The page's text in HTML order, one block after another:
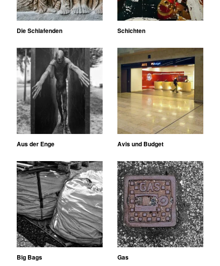
Die Schlafenden Schichten
Aus der Enge Avis und Budget
Big Bags Gas